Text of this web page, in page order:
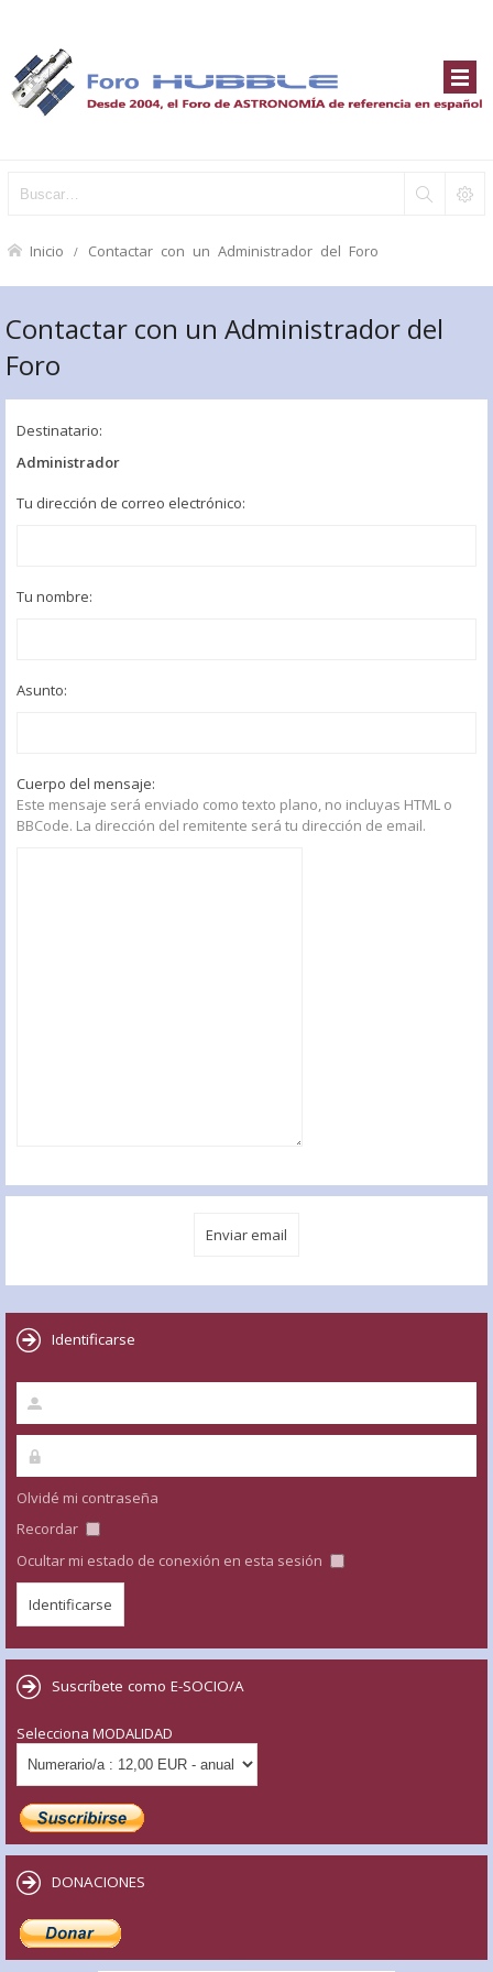
Inicio Contactar con un Administrador del Foro
Contactar con un Administrador del
Foro
Destinatario:
Administrador
Tu dirección de correo electrónico:
Tu nombre:
Asunto:
Cuerpo del mensaje:
Este mensaje será enviado como texto plano, no incluyas HTML o
BBCode. La dirección del remitente será tu dirección de email.
Identificarse
Olvidé mi contraseña
Recordar
Ocultar mi estado de conexión en esta sesión
Suscríbete como E-SOCIO/A
Selecciona MODALIDAD
DONACIONES